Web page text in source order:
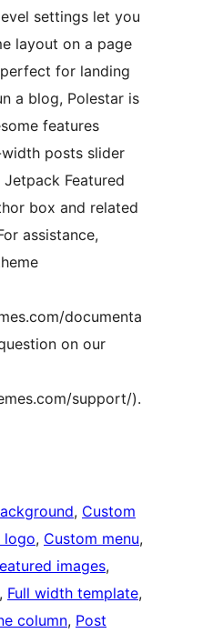
settings let you
layout on a page
for landing
a blog, Polestar is
features
posts slider
Featured
box and related
assistance,
documenta
on our
support/).
, Custom
logo, Custom menu
images
, Full width template
column, Post